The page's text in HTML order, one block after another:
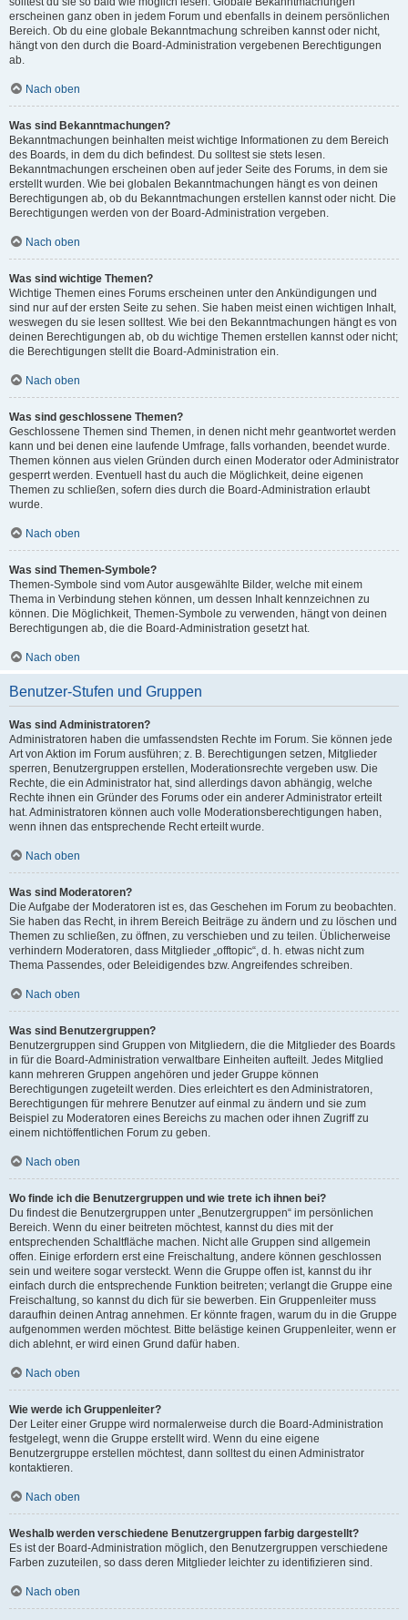
erscheinen ganz oben in jedem Forum und ebenfalls in deinem persönlichen
Bereich. Ob du eine globale Bekanntmachung schreiben kannst oder nicht,
hängt von den durch die Board-Administration vergebenen Berechtigungen
ab.
Nach oben
Was sind Bekanntmachungen?
Bekanntmachungen beinhalten meist wichtige Informationen zu dem Bereich
des Boards, in dem du dich befindest. Du solltest sie stets lesen.
Bekanntmachungen erscheinen oben auf jeder Seite des Forums, in dem sie
erstellt wurden. Wie bei globalen Bekanntmachungen hängt es von deinen
Berechtigungen ab, ob du Bekanntmachungen erstellen kannst oder nicht. Die
Berechtigungen werden von der Board-Administration vergeben.
Nach oben
Was sind wichtige Themen?
Wichtige Themen eines Forums erscheinen unter den Ankündigungen und
sind nur auf der ersten Seite zu sehen. Sie haben meist einen wichtigen Inhalt,
weswegen du sie lesen solltest. Wie bei den Bekanntmachungen hängt es von
deinen Berechtigungen ab, ob du wichtige Themen erstellen kannst oder nicht;
die Berechtigungen stellt die Board-Administration ein.
Nach oben
Was sind geschlossene Themen?
Geschlossene Themen sind Themen, in denen nicht mehr geantwortet werden
kann und bei denen eine laufende Umfrage, falls vorhanden, beendet wurde.
Themen können aus vielen Gründen durch einen Moderator oder Administrator
gesperrt werden. Eventuell hast du auch die Möglichkeit, deine eigenen
Themen zu schließen, sofern dies durch die Board-Administration erlaubt
wurde.
Nach oben
Was sind Themen-Symbole?
Themen-Symbole sind vom Autor ausgewählte Bilder, welche mit einem
Thema in Verbindung stehen können, um dessen Inhalt kennzeichnen zu
können. Die Möglichkeit, Themen-Symbole zu verwenden, hängt von deinen
Berechtigungen ab, die die Board-Administration gesetzt hat.
Nach oben
Benutzer-Stufen und Gruppen
Was sind Administratoren?
Administratoren haben die umfassendsten Rechte im Forum. Sie können jede
Art von Aktion im Forum ausführen; z. B. Berechtigungen setzen, Mitglieder
sperren, Benutzergruppen erstellen, Moderationsrechte vergeben usw. Die
Rechte, die ein Administrator hat, sind allerdings davon abhängig, welche
Rechte ihnen ein Gründer des Forums oder ein anderer Administrator erteilt
hat. Administratoren können auch volle Moderationsberechtigungen haben,
wenn ihnen das entsprechende Recht erteilt wurde.
Nach oben
Was sind Moderatoren?
Die Aufgabe der Moderatoren ist es, das Geschehen im Forum zu beobachten.
Sie haben das Recht, in ihrem Bereich Beiträge zu ändern und zu löschen und
Themen zu schließen, zu öffnen, zu verschieben und zu teilen. Üblicherweise
verhindern Moderatoren, dass Mitglieder „offtopic“, d. h. etwas nicht zum
Thema Passendes, oder Beleidigendes bzw. Angreifendes schreiben.
Nach oben
Was sind Benutzergruppen?
Benutzergruppen sind Gruppen von Mitgliedern, die die Mitglieder des Boards
in für die Board-Administration verwaltbare Einheiten aufteilt. Jedes Mitglied
kann mehreren Gruppen angehören und jeder Gruppe können
Berechtigungen zugeteilt werden. Dies erleichtert es den Administratoren,
Berechtigungen für mehrere Benutzer auf einmal zu ändern und sie zum
Beispiel zu Moderatoren eines Bereichs zu machen oder ihnen Zugriff zu
einem nichtöffentlichen Forum zu geben.
Nach oben
Wo finde ich die Benutzergruppen und wie trete ich ihnen bei?
Du findest die Benutzergruppen unter „Benutzergruppen“ im persönlichen
Bereich. Wenn du einer beitreten möchtest, kannst du dies mit der
entsprechenden Schaltfläche machen. Nicht alle Gruppen sind allgemein
offen. Einige erfordern erst eine Freischaltung, andere können geschlossen
sein und weitere sogar versteckt. Wenn die Gruppe offen ist, kannst du ihr
einfach durch die entsprechende Funktion beitreten; verlangt die Gruppe eine
Freischaltung, so kannst du dich für sie bewerben. Ein Gruppenleiter muss
daraufhin deinen Antrag annehmen. Er könnte fragen, warum du in die Gruppe
aufgenommen werden möchtest. Bitte belästige keinen Gruppenleiter, wenn er
dich ablehnt, er wird einen Grund dafür haben.
Nach oben
Wie werde ich Gruppenleiter?
Der Leiter einer Gruppe wird normalerweise durch die Board-Administration
festgelegt, wenn die Gruppe erstellt wird. Wenn du eine eigene
Benutzergruppe erstellen möchtest, dann solltest du einen Administrator
kontaktieren.
Nach oben
Weshalb werden verschiedene Benutzergruppen farbig dargestellt?
Es ist der Board-Administration möglich, den Benutzergruppen verschiedene
Farben zuzuteilen, so dass deren Mitglieder leichter zu identifizieren sind.
Nach oben